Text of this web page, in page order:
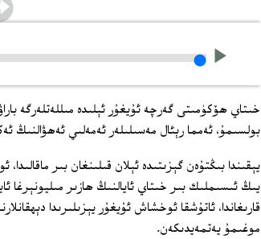
خىتاي ھۆكۈمىتى گەرچە ئۇيغۇر ئېلىدە مىللەتلەرگە
بولسىمۇ، ئەمما رېئال مەسىلىلەر ئەمەلىي ئەھۋالنىڭ
يېقىندا بىڭتۇەن گېزىتىدە ئېلان قىلىنغان بىر
يىڭ ئىسىملىك بىر خىتاي ئايالنىڭ ھازىر مىليونېرغا
قارىغاندا، ئاتۇشقا ئوخشاش ئۇيغۇر يېزىلىرىدا
موغىمۇ يەتمەيدىكەن.